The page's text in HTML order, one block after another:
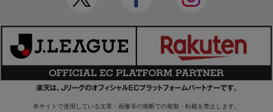
本サイトで使用している文章・画像等の無断での複製・転載を禁止します。